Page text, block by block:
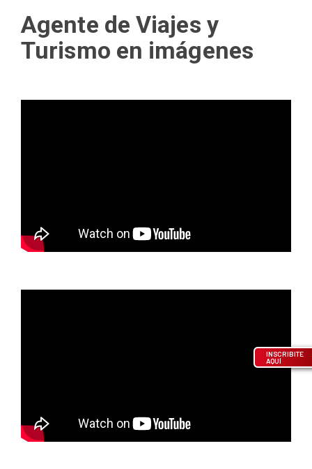
Agente de Viajes y
Turismo en imágenes
INSCRIBITE
AQUÍ